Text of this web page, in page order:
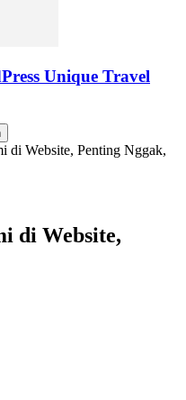
Unique Travel
di Website, Penting Nggak,
di Website,